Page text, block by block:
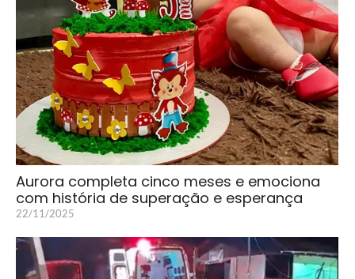
Aurora completa cinco meses e emociona
com história de superação e esperança
22/11/2025